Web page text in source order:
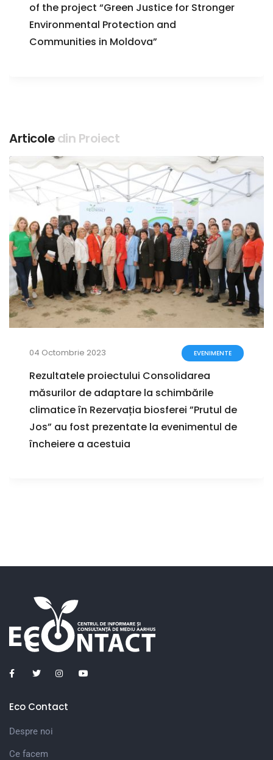
of the project “Green Justice for Stronger
Environmental Protection and
Communities in Moldova”
Articoledin Proiect
04 Octombrie 2023 EVENIMENTE
Rezultatele proiectului Consolidarea
măsurilor de adaptare la schimbările
climatice în Rezervația biosferei ”Prutul de
Jos” au fost prezentate la evenimentul de
încheiere a acestuia
Eco Contact
Despre noi
Ce facem